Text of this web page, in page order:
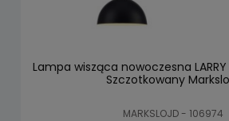
Lampa wisząca nowoczesna LARRY
Szczotkowany
MARKSLOJD - 106974